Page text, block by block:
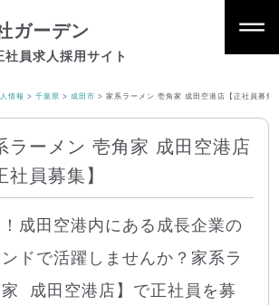
ガーデン
社員求人採用サイト
情報 >千葉県 > 成田市 >家系ラーメン 壱角家 成田空港店【正社員募集
ラーメン 壱角家 成田空港店
社員募集】
成田空港内にある成長企業の
ドで活躍しませんか？家系ラ
成田空港店】で正社員を募